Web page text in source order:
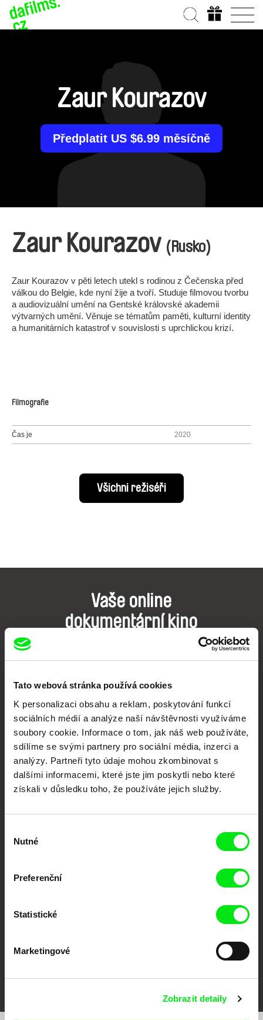
Tato webová stránka používá cookies
K personalizaci obsahu a reklam, poskytování funkcí
sociálních médií a analýze naší návštěvnosti využíváme
soubory cookie. Informace o tom, jak náš web používáte,
sdílíme se svými partnery pro sociální média, inzerci a
analýzy. Partneři tyto údaje mohou zkombinovat s
dalšími informacemi, které jste jim poskytli nebo které
získali v důsledku toho, že používáte jejich služby.
souhlasu
Nutné
Preferenční
Statistické
Marketingové
Zobrazit detaily
Zaur Kourazov
Předplatit US $6.99 měsíčně
Zaur Kourazov (Rusko)
Zaur Kourazov v pěti letech utekl s rodinou z Čečenska před
válkou do Belgie, kde nyní žije a tvoří. Studuje filmovou tvorbu
a audiovizuální umění na Gentské královské akademii
výtvarných umění. Věnuje se tématům paměti, kulturní identity
a humanitárních katastrof v souvislosti s uprchlickou krizí.
Filmografie
Čas je 2020
Všichni režiséři
Vaše online
dokumentární kino
každý týden
Portál DAFilms.cz je výsledkem tvůrčí spolupráce 7 klíčových evropských
festivalů dokumentárního filmu sdružených do Doc Alliance. Naším cílem je
posouvat hranice dokumentárního filmu, propagovat jeho rozmanitost a
podporovat kvalitní autorské filmy.
Členové Doc Alliance